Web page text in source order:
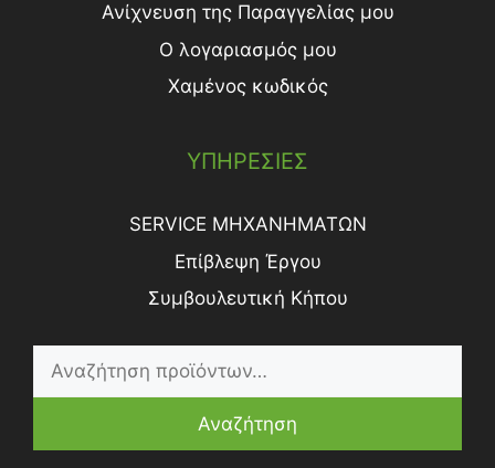
Ανίχνευση της Παραγγελίας μου
Ο λογαριασμός μου
Χαμένος κωδικός
ΥΠΗΡΕΣΙΕΣ
SERVICE ΜΗΧΑΝΗΜΑΤΩΝ
Επίβλεψη Έργου
Συμβουλευτική Κήπου
Αναζήτηση